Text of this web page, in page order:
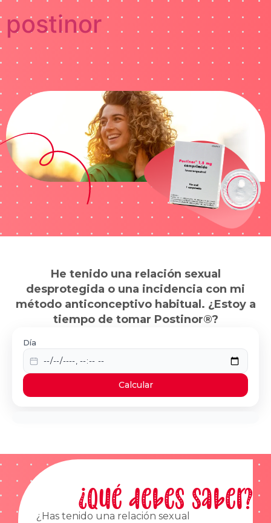
postinor
He tenido una relación sexual
desprotegida o una incidencia con mi
método anticonceptivo habitual. ¿Estoy a
tiempo de tomar Postinor®?
Día
Calcular
¿Qué debes saber?
¿Has tenido una relación sexual